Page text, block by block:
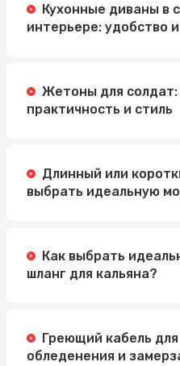
Кухонные диваны в
интерьере: удобство
Жетоны для
практичность и стиль
Длинный или
выбрать идеальную
Как выбрать
шланг для кальяна?
Греющий кабель
обледенения и